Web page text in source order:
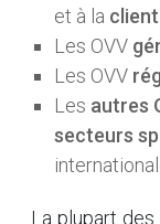
et à la
Les OVV
Les OVV
Les autres
secteurs
La plupart des